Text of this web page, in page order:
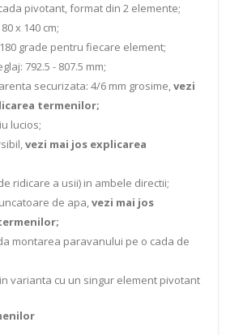
pivotant, format din 2 elemente;
x 140 cm;
grade pentru fiecare element;
792.5 - 807.5 mm;
securizata: 4/6 mm grosime,vezi
termenilor;
lucios;
vezi mai jos explicarea
ridicare a usii) in ambele directii;
de apa,vezi mai jos
montarea paravanului pe o cada de
varianta cu un singur element pivotant